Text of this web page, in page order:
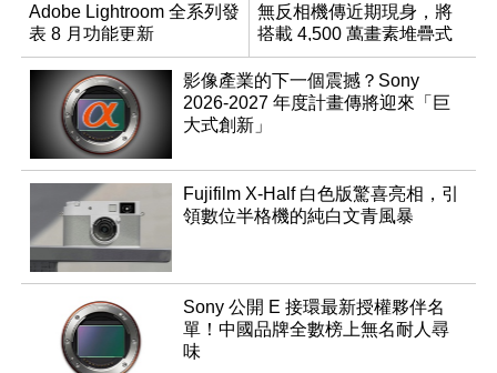
Adobe Lightroom 全系列發
表 8 月功能更新
無反相機傳近期現身，將
搭載 4,500 萬畫素堆疊式
感光元件？
影像產業的下一個震撼？Sony
2026-2027 年度計畫傳將迎來「巨
大式創新」
Fujifilm X-Half 白色版驚喜亮相，引
領數位半格機的純白文青風暴
Sony 公開 E 接環最新授權夥伴名
單！中國品牌全數榜上無名耐人尋
味